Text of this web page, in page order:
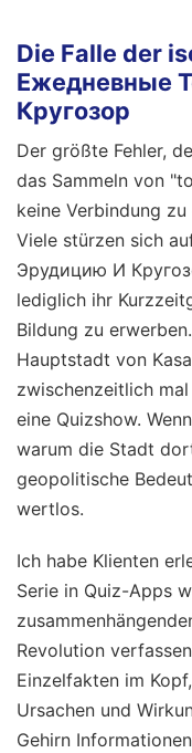
Die Falle der
Ежедневные
Кругозор
Der größte Fehler,
das Sammeln von
keine Verbindung
Viele stürzen sich
Эрудицию И
lediglich ihr
Bildung zu
Hauptstadt von
zwischenzeitlich
eine Quizshow.
warum die Stadt
geopolitische
wertlos.
Ich habe Klienten
Serie in Quiz-Apps
Revolution
Einzelfakten im
Ursachen und
Gehirn